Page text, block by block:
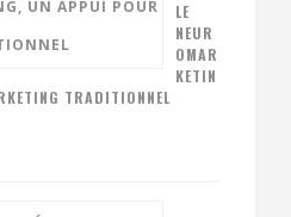
LE
NEUR
OMAR
KETIN
TRADITIONNEL